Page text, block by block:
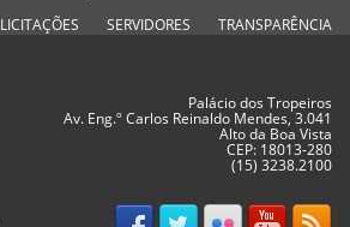
LICITAÇÕES
SERVIDORES TRANSPARÊNCIA
Palácio dos Tropeiros
Av. Eng.º Carlos Reinaldo Mendes, 3.041
Alto da Boa Vista
CEP: 18013-280
(15) 3238.2100